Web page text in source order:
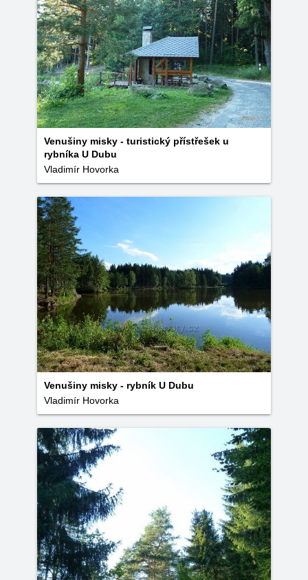
Venušiny misky - turistický přístřešek u
rybníka U Dubu
Vladimír Hovorka
Venušiny misky - rybník U Dubu
Vladimír Hovorka